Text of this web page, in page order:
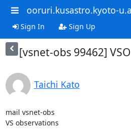
ooruri.kusastro.kyoto-
Sign In Sign Up
[vsnet-obs 99462]
Taichi Kato
mail vsnet-obs
VS observations